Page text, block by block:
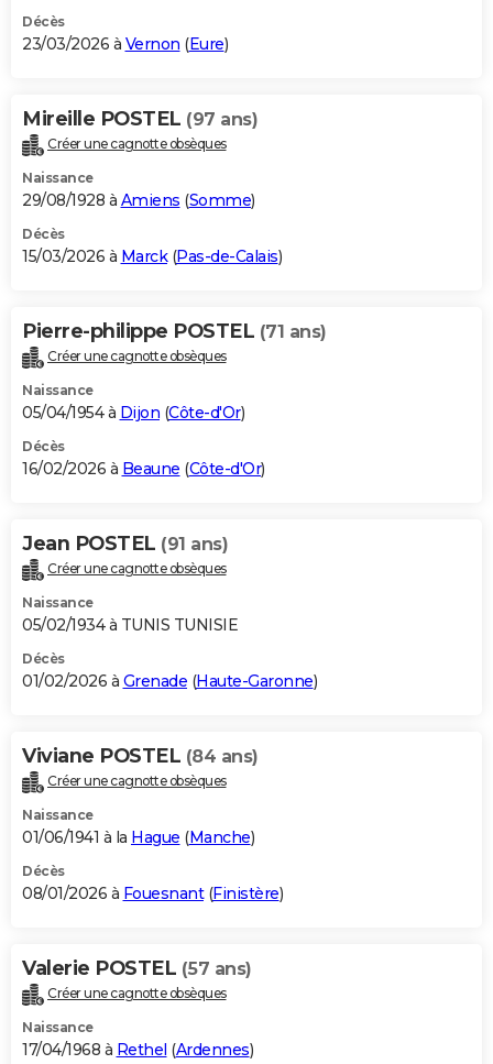
Décès
23/03/2026 à Vernon (Eure)
Mireille POSTEL (97 ans)
Créer une cagnotte obsèques
Naissance
29/08/1928 à Amiens (Somme)
Décès
15/03/2026 à Marck(Pas-de-Calais)
Pierre-philippe POSTEL (71 ans)
Créer une cagnotte obsèques
Naissance
05/04/1954 à Dijon (Côte-d'Or)
Décès
16/02/2026 à Beaune (Côte-d'Or)
Jean POSTEL (91 ans)
Créer une cagnotte obsèques
Naissance
05/02/1934 à TUNIS TUNISIE
Décès
01/02/2026 à Grenade (Haute-Garonne)
Viviane POSTEL (84 ans)
Créer une cagnotte obsèques
Naissance
01/06/1941 à la Hague (Manche)
Décès
08/01/2026 à Fouesnant(Finistère)
Valerie POSTEL (57 ans)
Créer une cagnotte obsèques
Naissance
17/04/1968 à Rethel (Ardennes)